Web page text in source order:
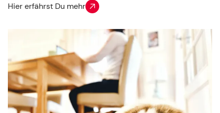
Hier erfährst Du mehr